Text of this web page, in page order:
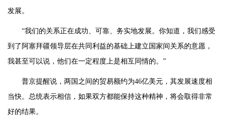
发展。
“我们的关系正在成功、可靠、务实地发展。你知道，我们感受
到了阿塞拜疆领导层在共同利益的基础上建立国家间关系的意愿，
我甚至可以说，他们在一定程度上是相互同情的。”
普京提醒说，两国之间的贸易额约为46亿美元，其发展速度相
当快。总统表示相信，如果双方都能保持这种精神，将会取得非常
好的结果。